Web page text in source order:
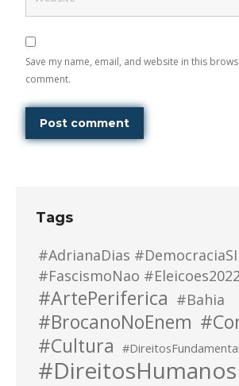
Save my name, email, and website in this
comment.
Post comment
Tags
#AdrianaDias
#FascismoNao #Eleicoes2022
#ArtePeriferica #Bahia
#BrocanoNoEnem
#Cultura
#DireitosHumanos